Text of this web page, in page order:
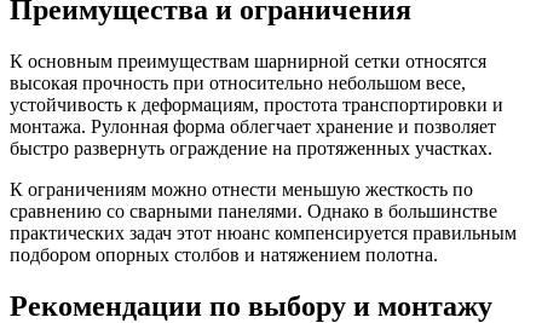
Преимущества и ограничения
К основным преимуществам шарнирной сетки относятся
высокая прочность при относительно небольшом весе,
устойчивость к деформациям, простота транспортировки и
монтажа. Рулонная форма облегчает хранение и позволяет
быстро развернуть ограждение на протяженных участках.
К ограничениям можно отнести меньшую жесткость по
сравнению со сварными панелями. Однако в большинстве
практических задач этот нюанс компенсируется правильным
подбором опорных столбов и натяжением полотна.
Рекомендации по выбору и монтажу